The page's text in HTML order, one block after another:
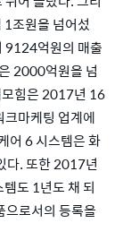
조원을 넘어섰
9124억원의 매출
2000억원을 넘
모힘은 2017년 16
마케팅 업계에
어 6 시스템은 화
다. 또한 2017년
도 1년도 채 되
으로서의 등록을